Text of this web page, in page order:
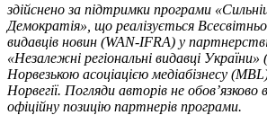
здійснено за підтримки програми
Демократія», що реалізується
видавців новин (WAN-IFRA) у
«Незалежні регіональні видавці
Норвезькою асоціацією медіабізнесу
Норвегії. Погляди авторів не
офіційну позицію партнерів програми.